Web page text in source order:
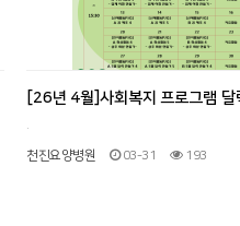
[26년 4월]사회복지 프로그램
천진요양병원 03-31 193